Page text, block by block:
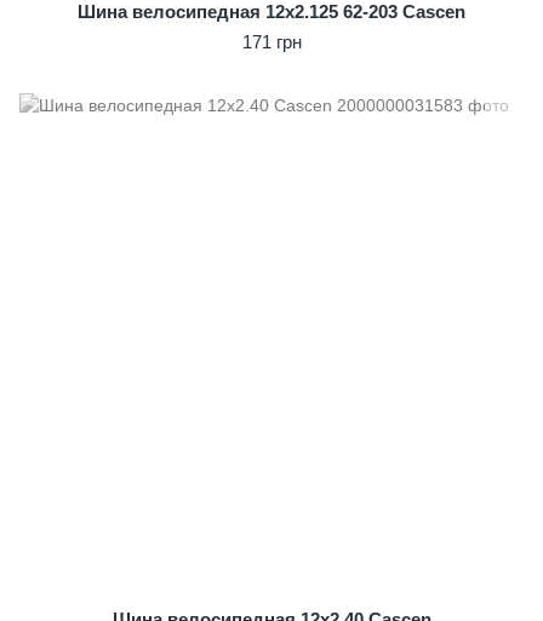
Шина велосипедная 12x2.125 62-203 Cascen
171 грн